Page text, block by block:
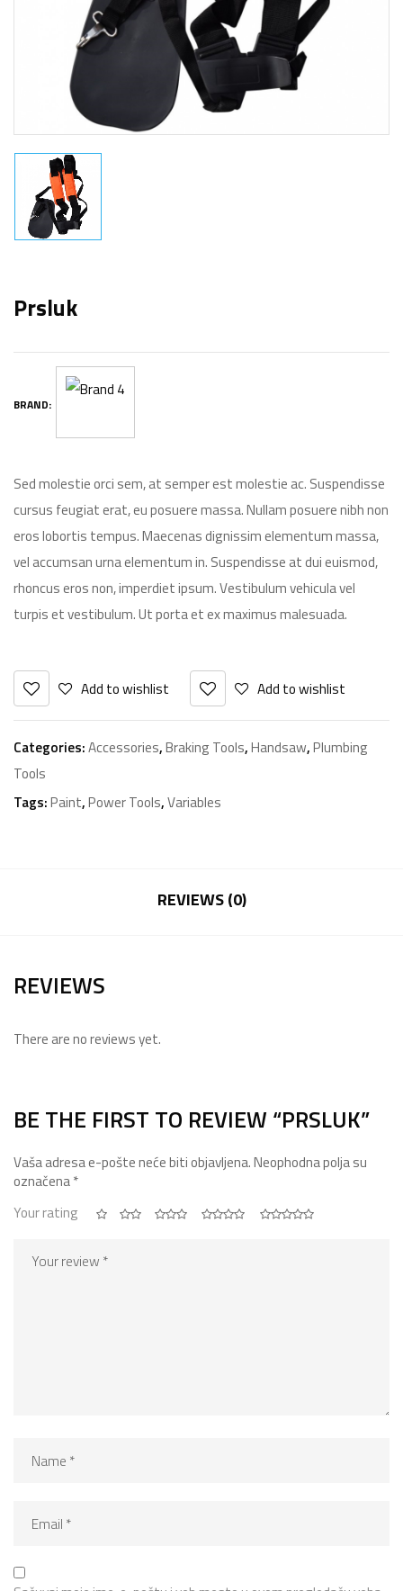
Prsluk
BRAND:
Sed molestie orci sem, at semper est molestie ac. Suspendisse
cursus feugiat erat, eu posuere massa. Nullam posuere nibh non
eros lobortis tempus. Maecenas dignissim elementum massa,
vel accumsan urna elementum in. Suspendisse at dui euismod,
rhoncus eros non, imperdiet ipsum. Vestibulum vehicula vel
turpis et vestibulum. Ut porta et ex maximus malesuada.
Add to wishlist Add to wishlist
Categories:Accessories,Braking Tools,Handsaw,Plumbing
Tools
Tags:Paint,Power Tools,Variables
REVIEWS (0)
REVIEWS
There are no reviews yet.
BE THE FIRST TO REVIEW “PRSLUK”
Vaša adresa e-pošte neće biti objavljena.Neophodna polja su
označena*
Your rating